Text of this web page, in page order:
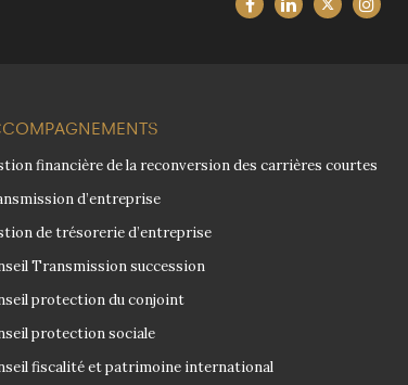
financière de la reconversion des carrières courtes
d’entreprise
de trésorerie d’entreprise
Transmission succession
protection du conjoint
protection sociale
fiscalité et patrimoine international